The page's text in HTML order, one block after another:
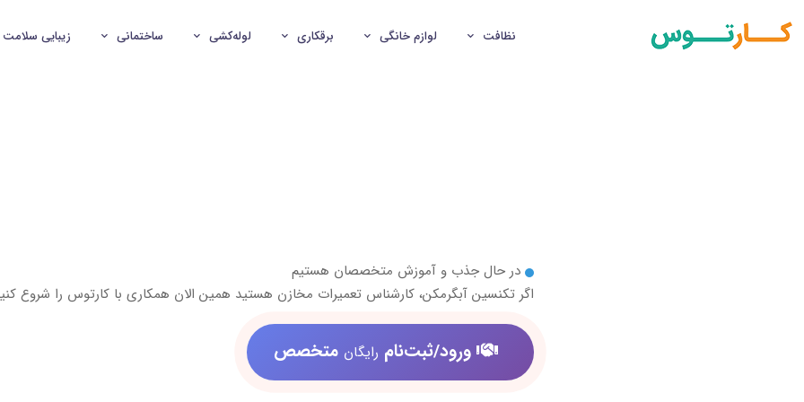
نظافت لوازم خانگی برقکاری لوله‌کشی ساختمانی زیبایی سلامت
در حال جذب و آموزش متخصصان هستیم
اگر تکنسین آبگرمکن، کارشناس تعمیرات مخازن هستید همین الان همکاری با کارتوس را شروع
ورود/ثبت‌نام رایگان متخصص